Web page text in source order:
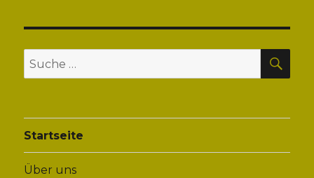
Suche
nach:
Startseite
Über uns